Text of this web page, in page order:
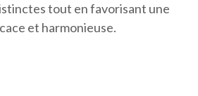
tout en favorisant une
et harmonieuse.